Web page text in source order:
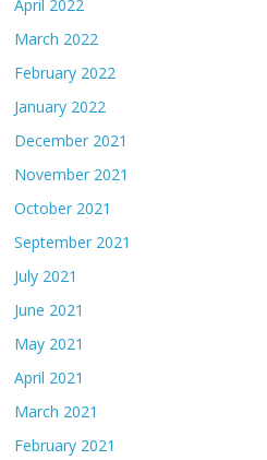
April 2022
March 2022
February 2022
January 2022
December 2021
November 2021
October 2021
September 2021
July 2021
June 2021
May 2021
April 2021
March 2021
February 2021